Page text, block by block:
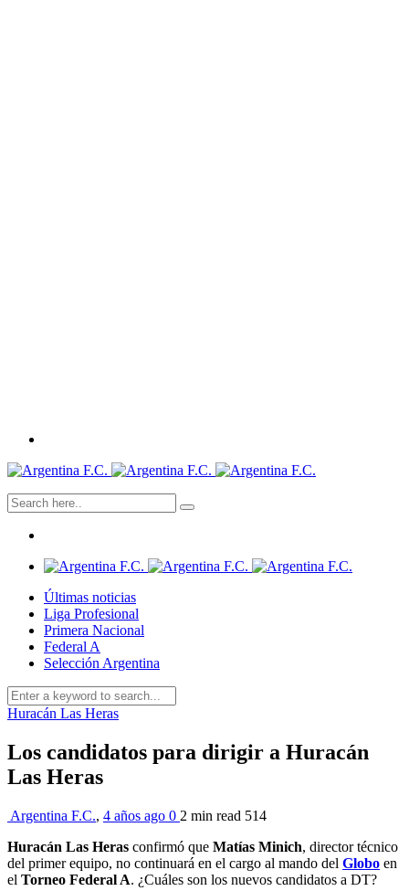
Últimas noticias
Liga Profesional
Primera Nacional
Federal A
Selección Argentina
Huracán Las Heras
Los candidatos para dirigir a Huracán
Las Heras
Argentina F.C., 4 años ago 0 2 min read 514
Huracán Las Heras confirmó que Matías Minich, director técnico
del primer equipo, no continuará en el cargo al mando del Globo en
el Torneo Federal A. ¿Cuáles son los nuevos candidatos a DT?